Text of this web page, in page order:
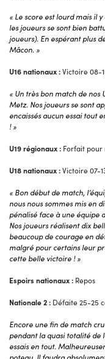
« Le score est lourd mais il
les joueurs se sont bien
joueurs). En espérant plus
Mâcon. »
U16 nationaux :Victoire 08-
« Un très bon match de nos
Metz. Nos joueurs se sont
encaissés aucun essai tout
! »
U19 régionaux : Forfait pour
U18 nationaux :Victoire 07-
« Bon début de match,
nous nous sommes mis en
pénalisé face à une équipe
Nos joueurs réalisent dix
beaucoup de courage en
malgré pour certains leur
cette belle victoire ! »
Espoirs nationaux : Repos
Nationale 2 : Défaite 25-25
Encore une fin de match
pendant la quasi totalité de
essais en tout.
poteau. Il faudra